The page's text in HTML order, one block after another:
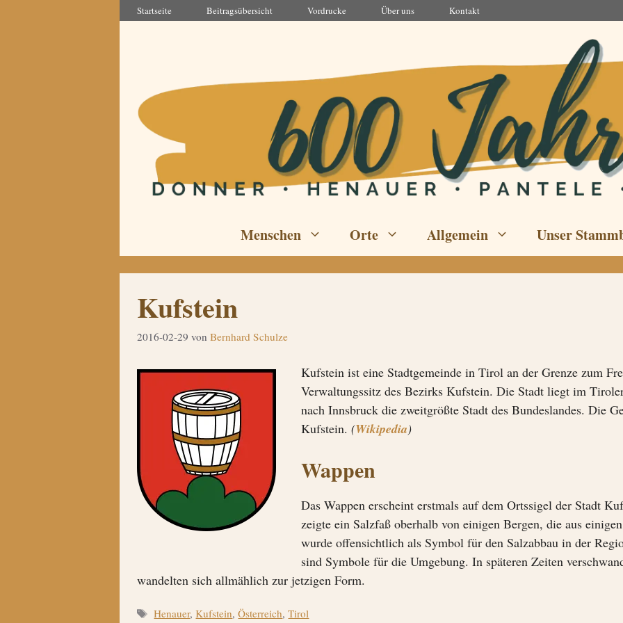
Startseite Beitragsübersicht Vordrucke Über uns Kontakt
Menschen Orte Allgemein Unser
Kufstein
2016-02-29 von Bernhard Schulze
Kufstein ist eine Stadtgemeinde in Tirol an der Grenze zum
Verwaltungssitz des Bezirks Kufstein. Die Stadt liegt im
nach Innsbruck die zweitgrößte Stadt des Bundeslandes. Die
Kufstein. (Wikipedia)
Wappen
Das Wappen erscheint erstmals auf dem Ortssigel der Stadt
zeigte ein Salzfaß oberhalb von einigen Bergen, die aus
wurde offensichtlich als Symbol für den Salzabbau in der
sind Symbole für die Umgebung. In späteren Zeiten
wandelten sich allmählich zur jetzigen Form.
Schlagwörter
Henauer,Kufstein,Österreich,Tirol